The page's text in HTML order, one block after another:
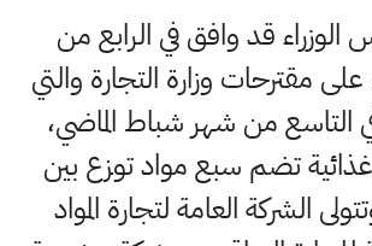
قد وافق في الرابع من
على مقترحات وزارة التجارة والتي
التاسع من شهر شباط الماضي،
تضم سبع مواد توزع بين
الشركة العامة لتجارة المواد